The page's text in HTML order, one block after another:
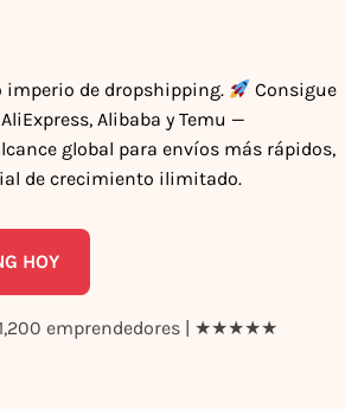
de dropshipping.
Consigue
Alibaba y Temu —
global para envíos más rápidos,
de crecimiento ilimitado.
HOY
emprendedores | ★★★★★